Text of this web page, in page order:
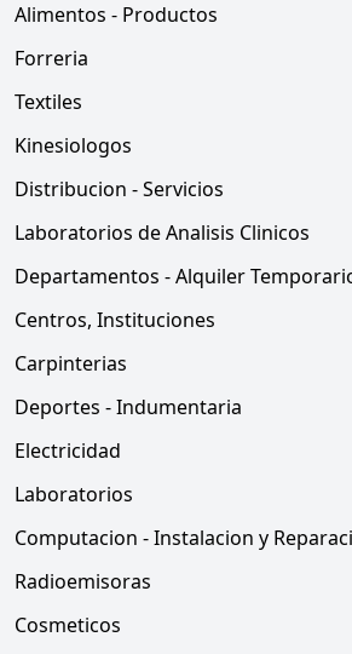
Alimentos - Productos
Forreria
Textiles
Kinesiologos
Distribucion - Servicios
Laboratorios de Analisis Clinicos
Departamentos - Alquiler
Centros, Instituciones
Carpinterias
Deportes - Indumentaria
Electricidad
Laboratorios
Computacion - Instalacion y
Radioemisoras
Cosmeticos